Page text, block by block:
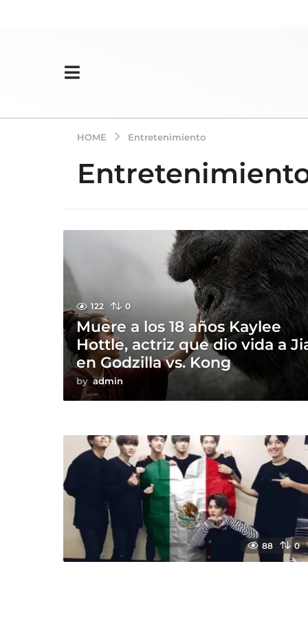
HOME Entretenimiento
122 0
Muere a los 18 años Kaylee
Hottle, actriz que dio vida a
en Godzilla vs. Kong
by admin
88 0